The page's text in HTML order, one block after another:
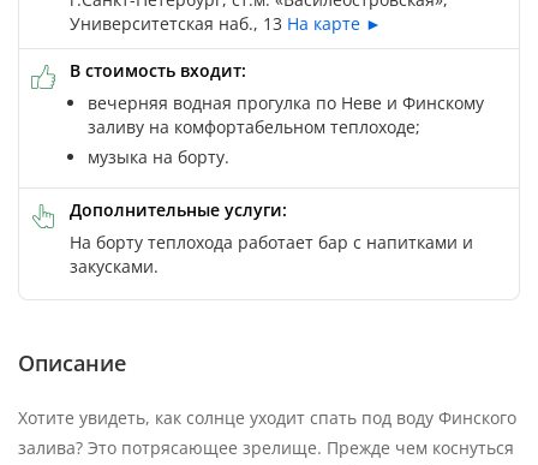
Университетская наб., 13 На карте ►
В стоимость входит:
вечерняя водная прогулка по Неве и Финскому
заливу на комфортабельном теплоходе;
музыка на борту.
Дополнительные услуги:
На борту теплохода работает бар с напитками и
закусками.
Описание
Хотите увидеть, как солнце уходит спать под воду Финского
залива? Это потрясающее зрелище. Прежде чем коснуться